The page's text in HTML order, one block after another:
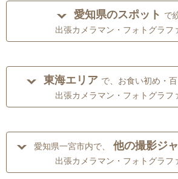
愛知県のスポット で
出張カメラマン・フォトグラフ
東海エリア で、お食い初め・
出張カメラマン・フォトグラフ
愛知県一宮市内で、 他の撮影ジ
出張カメラマン・フォトグラフ